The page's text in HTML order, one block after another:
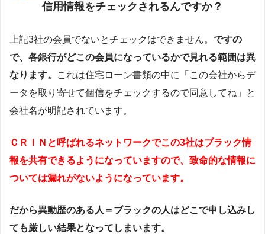
信用情報をチェックされるんですか？
上記3社の会員でないとチェックはできません。 ですの
で、各銀行がどこの会員になっているかで見れる範囲は異
なります。
これは住宅ローン書類の中に「この会社からデ
ータを取り寄せて個信をチェックするので同意してね」と
会社名が明記されています。
ＣＲＩＮと呼ばれるネットワークでこの3社はブラック情
報を共有できるようになっていますので、致命的な情報に
ついては漏れがないようになっています。
だから異動歴のある人＝ブラックの人はどこで申し込みし
ても厳しい結果となってしまいます。